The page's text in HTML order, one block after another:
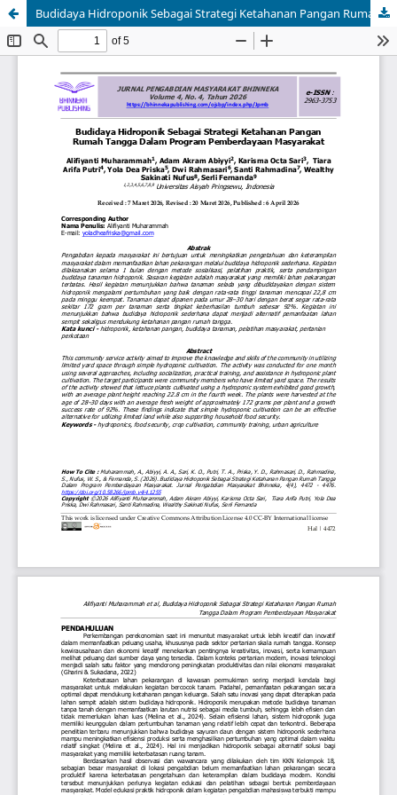
Budidaya Hidroponik Sebagai Strategi Ketahanan Pangan Rumah Tangga Dalam Program Pemberdayaan Masyarakat